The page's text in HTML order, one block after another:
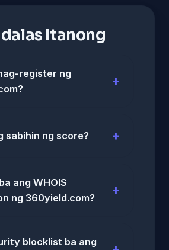
Itanong
register ng
sabihin ng score?
ang WHOIS
ng 360yield.com?
blocklist ba ang